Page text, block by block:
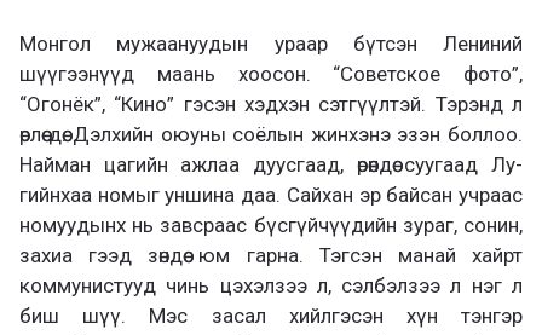
Монгол мужаануудын ураар бүтсэн Лениний
шүүгээнүүд маань хоосон. “Советское фото”,
“Огонёк”, “Кино” гэсэн хэдхэн сэтгүүлтэй. Тэрэнд л
өрлөө дөө. Дэлхийн оюуны соёлын жинхэнэ эзэн боллоо.
Найман цагийн ажлаа дуусгаад, өрөөндөө суугаад Лу-
гийнхаа номыг уншина даа. Сайхан эр байсан учраас
номуудынх нь завсраас бүсгүйчүүдийн зураг, сонин,
захиа гээд зөндөө юм гарна. Тэгсэн манай хайрт
коммунистууд чинь цэхэлзээ л, сэлбэлзээ л нэг л
биш шүү. Мэс засал хийлгэсэн хүн тэнгэр